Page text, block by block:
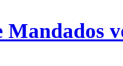
Mandados